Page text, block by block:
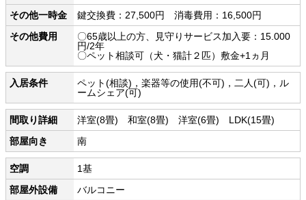
その他一時金
鍵交換費：27,500円 消毒費用：16,500円
その他費用
〇65歳以上の方、見守りサービス加入要：15.000
円/2年
〇ペット相談可（犬・猫計２匹）敷金+1ヵ月
入居条件
ペット(相談)，楽器等の使用(不可)，二人(可)，ル
ームシェア(可)
間取り詳細
洋室(8畳) 和室(8畳) 洋室(6畳) LDK(15畳)
部屋向き
南
空調
1基
部屋外設備
バルコニー